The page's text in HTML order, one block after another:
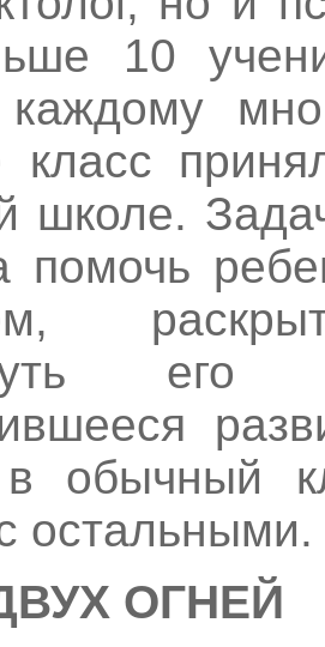
10
каждому
класс
школе.
помочь
в обычный
остальными.
ОГНЕЙ